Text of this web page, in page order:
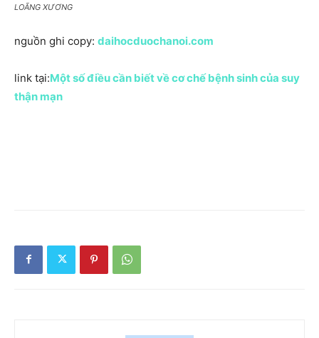
LOÃNG XƯƠNG
nguồn ghi copy: daihocduochanoi.com
link tại:Một số điều cần biết về cơ chế bệnh sinh của suy
thận mạn